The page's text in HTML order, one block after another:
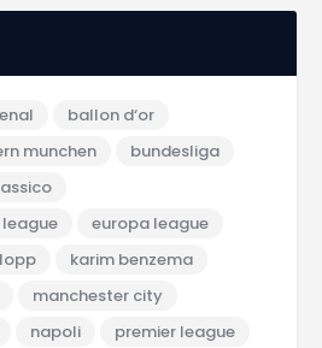
ballon d‘or
munchen
bundesliga
europa league
karim benzema
manchester city
napoli
premier league